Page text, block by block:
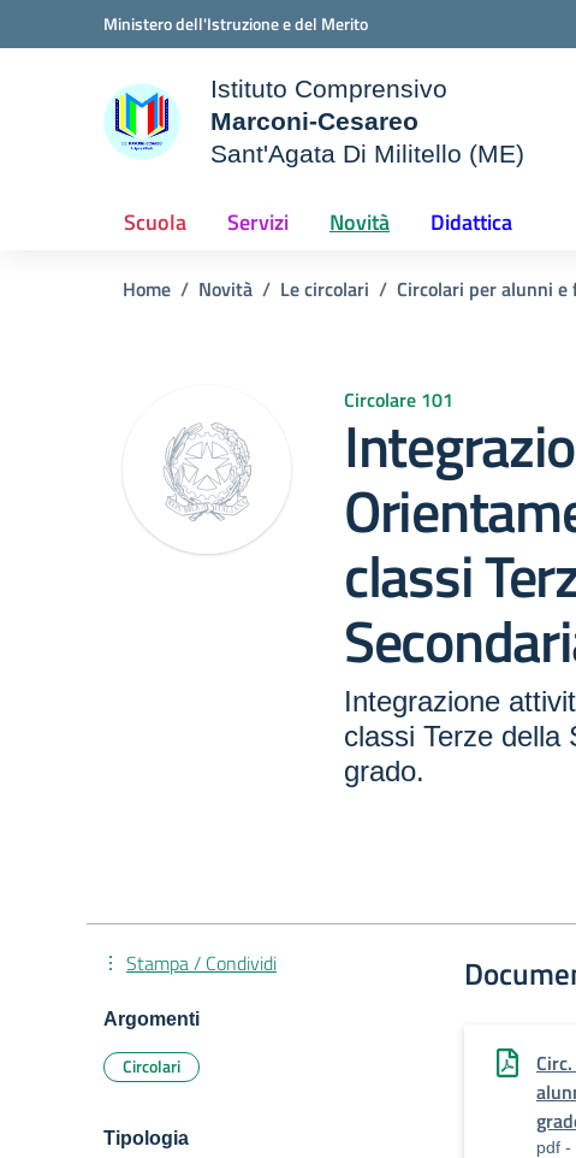
Vai ai contenuti
Vai al menu di navigazioneMinistero dell'Istruzione e del Merito
della scuola
Istituto Comprensivo
Marconi-Cesareo
Sant'Agata Di Militello (ME)
Scuola Servizi Novità Didattica
Home Novità Le circolari Circolari per alunni e
Circolare 101
classi
Integrazione
classi Terze della
grado.
pdf -
Stampa / Condividi
Argomenti
Circolari
Tipologia